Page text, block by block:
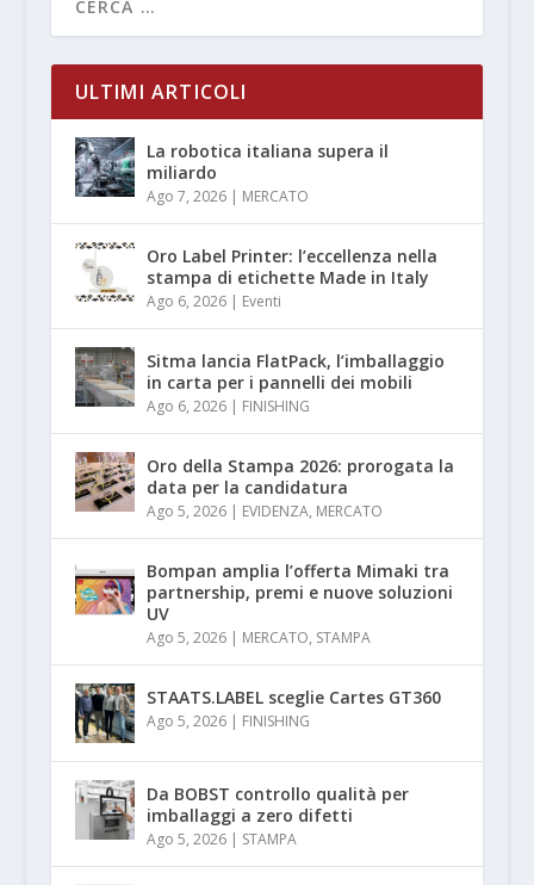
ULTIMI ARTICOLI
La robotica italiana supera il
miliardo
Ago 7, 2026| MERCATO
Oro Label Printer: l’eccellenza nella
stampa di etichette Made in Italy
Ago 6, 2026| Eventi
Sitma lancia FlatPack, l’imballaggio
in carta per i pannelli dei mobili
Ago 6, 2026| FINISHING
Oro della Stampa 2026: prorogata la
data per la candidatura
Ago 5, 2026| EVIDENZA, MERCATO
Bompan amplia l’offerta Mimaki tra
partnership, premi e nuove soluzioni
UV
Ago 5, 2026| MERCATO, STAMPA
STAATS.LABEL sceglie Cartes GT360
Ago 5, 2026| FINISHING
Da BOBST controllo qualità per
imballaggi a zero difetti
Ago 5, 2026| STAMPA